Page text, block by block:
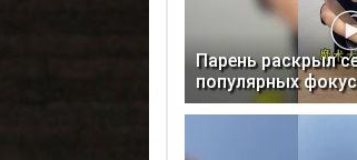
Парень раскрыл
популярных